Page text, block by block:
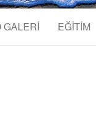
GALERİ EĞİTİM